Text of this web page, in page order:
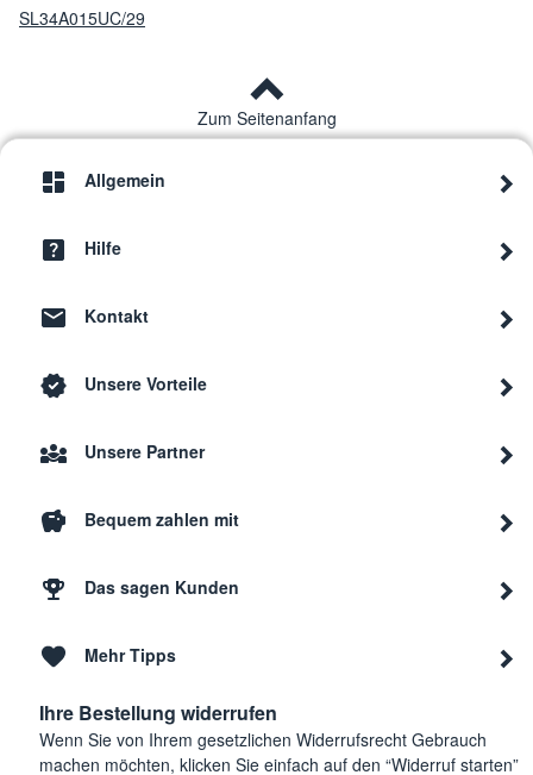
SL34A015UC/29
Zum Seitenanfang
Allgemein
Hilfe
Kontakt
Unsere Vorteile
Unsere Partner
Bequem zahlen mit
Das sagen Kunden
Mehr Tipps
Ihre Bestellung widerrufen
Wenn Sie von Ihrem gesetzlichen Widerrufsrecht Gebrauch
machen möchten, klicken Sie einfach auf den “Widerruf starten”